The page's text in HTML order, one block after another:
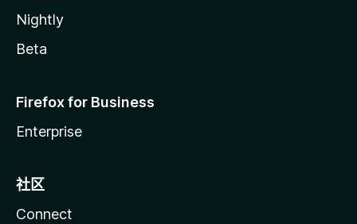
Nightly
Beta
Firefox for Business
Enterprise
社区
Connect